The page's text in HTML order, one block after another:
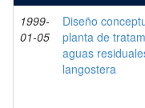
1999-
01-05
Diseño
planta de
aguas
langostera